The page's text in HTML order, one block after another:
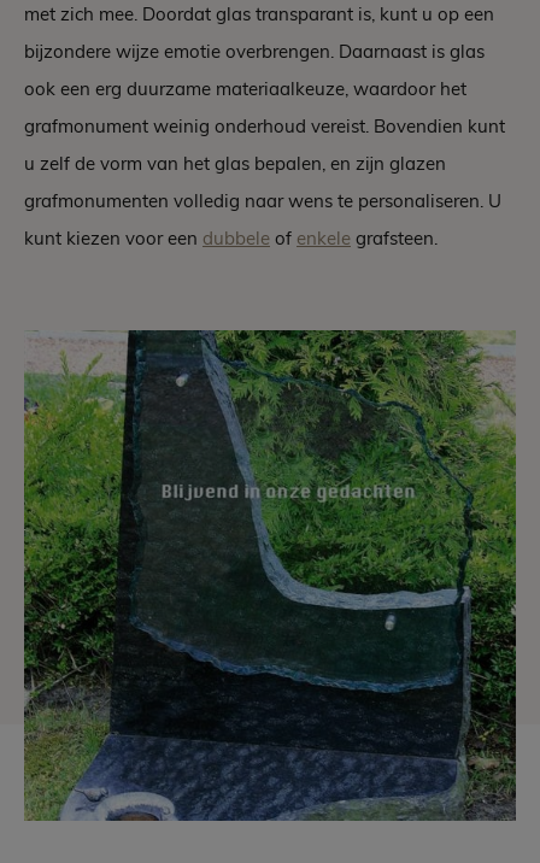
met zich mee. Doordat glas transparant is, kunt u op een
bijzondere wijze emotie overbrengen. Daarnaast is glas
ook een erg duurzame materiaalkeuze, waardoor het
grafmonument weinig onderhoud vereist. Bovendien kunt
u zelf de vorm van het glas bepalen, en zijn glazen
grafmonumenten volledig naar wens te personaliseren. U
kunt kiezen voor een dubbele of enkele grafsteen.